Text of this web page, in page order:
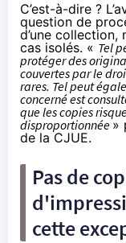
C’est-à-dire ?
question de
d’une collection,
cas isolés. « Tel
protéger des
couvertes par le
rares. Tel peut
concerné est
que les copies
disproportionnée »
de la CJUE.
Pas de
cette